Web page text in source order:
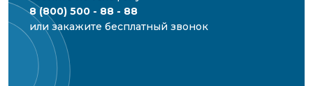
8 (800) 500 - 88 - 88
или закажите бесплатный звонок